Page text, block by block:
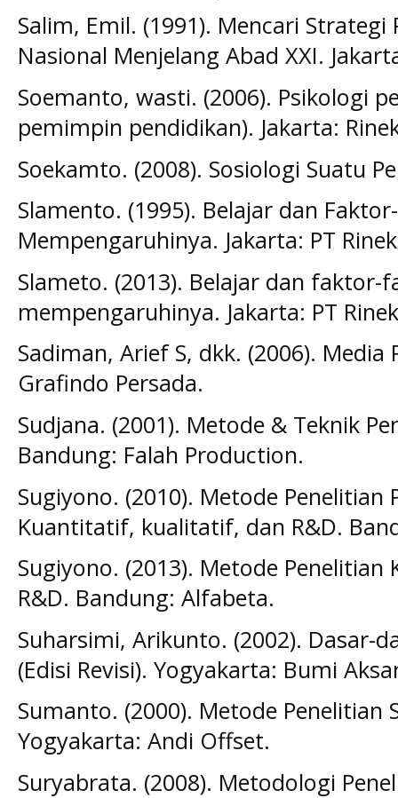
Salim, Emil. (1991). Mencari
Nasional Menjelang Abad XXI.
Soemanto, wasti. (2006). Psikologi
pemimpin pendidikan). Jakarta:
Soekamto. (2008). Sosiologi Suatu
Slamento. (1995). Belajar dan
Mempengaruhinya. Jakarta: PT
Slameto. (2013). Belajar dan faktor-
mempengaruhinya. Jakarta: PT
Sadiman, Arief S, dkk. (2006). Media
Grafindo Persada.
Sudjana. (2001). Metode & Teknik
Bandung: Falah Production.
Sugiyono. (2010). Metode Penelitian
Kuantitatif, kualitatif, dan R&D.
Sugiyono. (2013). Metode
R&D. Bandung: Alfabeta.
Suharsimi, Arikunto. (2002). Dasar-
(Edisi Revisi). Yogyakarta: Bumi
Sumanto. (2000). Metode Penelitian
Yogyakarta: Andi Offset.
Suryabrata. (2008). Metodologi